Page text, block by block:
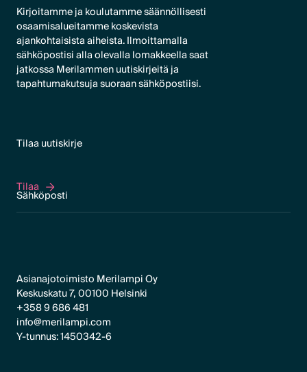
Kirjoitamme ja koulutamme säännöllisesti
osaamisalueitamme koskevista
ajankohtaisista aiheista. Ilmoittamalla
sähköpostisi alla olevalla lomakkeella saat
jatkossa Merilammen uutiskirjeitä ja
tapahtumakutsuja suoraan sähköpostiisi.
Tilaa uutiskirje
Tilaa
Tilaa
Asianajotoimisto Merilampi Oy
Keskuskatu 7, 00100 Helsinki
+358 9 686 481
info@merilampi.com
Y-tunnus: 1450342-6